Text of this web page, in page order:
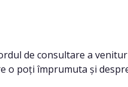
de consultare a
o poți împrumuta și